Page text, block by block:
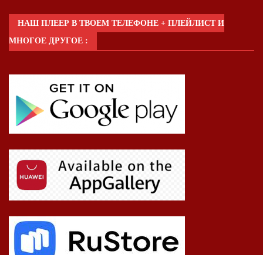
НАШ ПЛЕЕР В ТВОЕМ ТЕЛЕФОНЕ + ПЛЕЙЛИСТ И
МНОГОЕ ДРУГОЕ :